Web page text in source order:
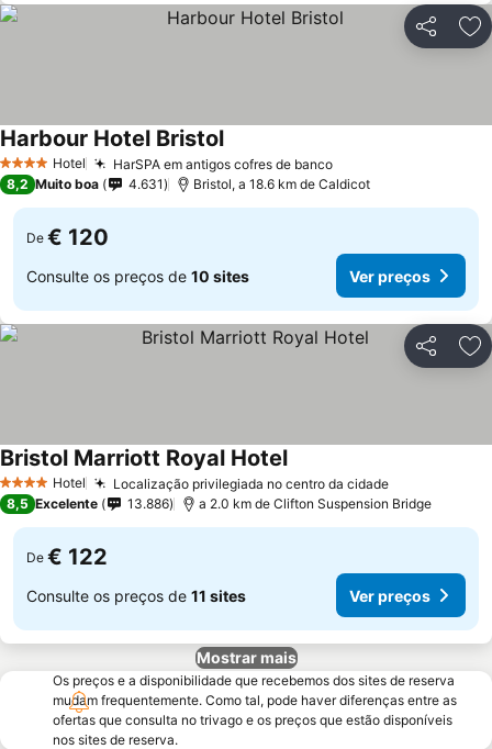
Partilhar
4 EstrelasHotel HarSPA em antigos cofres de banco
Harbour Hotel Bristol
8,2 Muito boa 4.631 Bristol, a 18.6 km de Caldicot
De € 120
Consulte os preços de 10 sites Ver preços
Partilhar
4 EstrelasHotel Localização privilegiada no centro da cidade
Bristol Marriott Royal Hotel
8,5 Excelente 13.886 a 2.0 km de Clifton Suspension Bridge
De € 122
Consulte os preços de 11 sites Ver preços
Mostrar mais
Os preços e a disponibilidade que recebemos dos sites de reserva
mudam frequentemente. Como tal, pode haver diferenças entre as
ofertas que consulta no trivago e os preços que estão disponíveis
nos sites de reserva.